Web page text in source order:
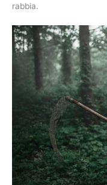
rabbia.